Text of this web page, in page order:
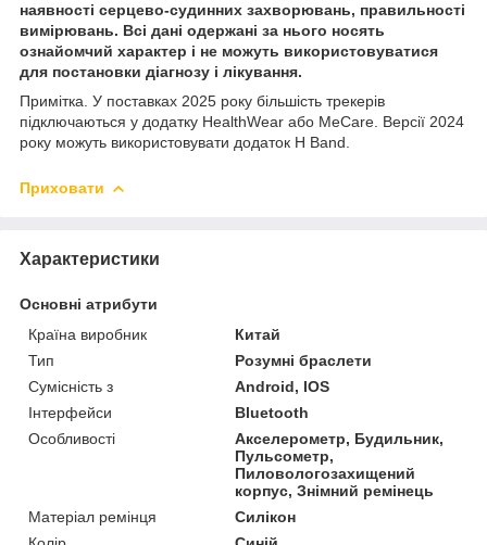
наявності серцево-судинних захворювань, правильності
вимірювань. Всі дані одержані за нього носять
ознайомчий характер і не можуть використовуватися
для постановки діагнозу і лікування.
Примітка. У поставках 2025 року більшість трекерів
підключаються у додатку HealthWear або MeCare. Версії 2024
року можуть використовувати додаток H Band.
Приховати
Характеристики
Основні атрибути
Країна виробник
Китай
Тип
Розумні браслети
Сумісність з
Android, IOS
Інтерфейси
Bluetooth
Особливості
Акселерометр, Будильник,
Пульсометр,
Пиловологозахищений
корпус, Знімний ремінець
Матеріал ремінця
Силікон